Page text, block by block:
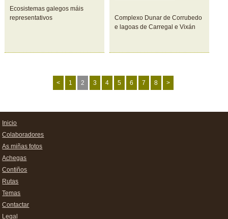
Ecosistemas galegos máis
representativos
Complexo Dunar de Corrubedo
e lagoas de Carregal e Vixán
< 1 2 3 4 5 6 7 8 >
Inicio
Colaboradores
As miñas fotos
Achegas
Contiños
Rutas
Temas
Contactar
Legal